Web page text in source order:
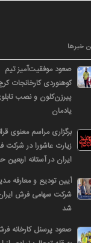
خبرها
صعود موفقیت‌آمیز تیم
کوهنوردی کارخانجات
پیرزن‌کلون و نصب
یادمان
برگزاری مراسم معنوی
زیارت عاشورا در شرکت
ایران در آستانه اربعین
آیین تودیع و معارفه
شرکت سهامی فرش ایران
شد
صعود پرسنل کارخانه